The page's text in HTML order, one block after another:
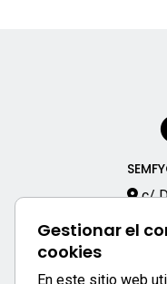
Gestionar el
cookies
En este sitio web
c/
933